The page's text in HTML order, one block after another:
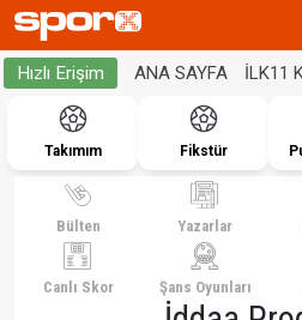
Hızlı Erişim ANA SAYFA İLK11
Takımım Fikstür
Bülten Yazarlar
Canlı Skor Şans Oyunları